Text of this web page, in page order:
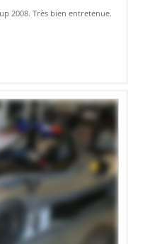
2008. Très bien entretenue.